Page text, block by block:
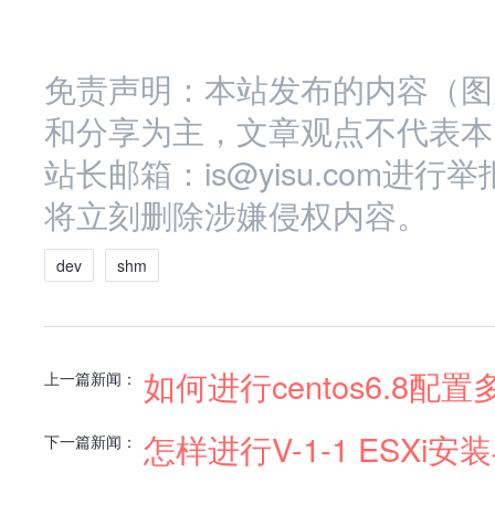
免责声明：本站发布的内容（
和分享为主，文章观点不代表
站长邮箱：is@yisu.com进行
将立刻删除涉嫌侵权内容。
dev shm
上一篇新闻： 如何进行centos6.8配置
下一篇新闻： 怎样进行V-1-1 ESXi安